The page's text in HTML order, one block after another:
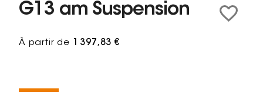
G13 am Suspension
À partir de 1 397,83 €